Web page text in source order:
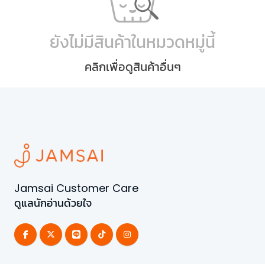
ยังไม่มีสินค้าในหมวดหมู่นี้
คลิกเพื่อดูสินค้าอื่นๆ
Jamsai Customer Care
ดูแลนักอ่านด้วยใจ